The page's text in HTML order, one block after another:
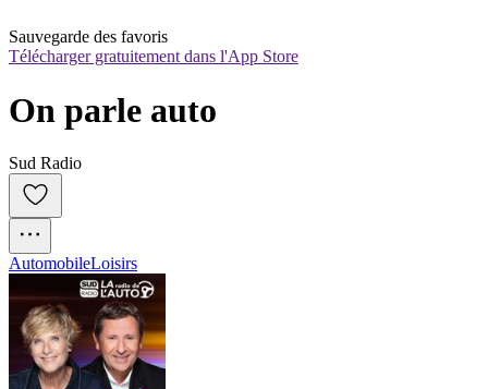
Sauvegarde des favoris
Télécharger gratuitement dans l'App Store
On parle auto
Sud Radio
AutomobileLoisirs